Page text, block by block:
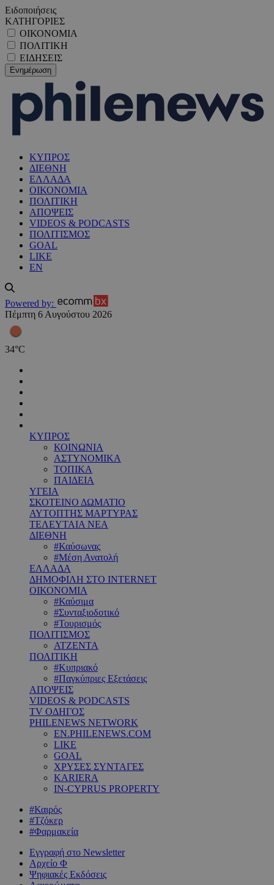
Ειδοποιήσεις
ΚΑΤΗΓΟΡΙΕΣ
ΟΙΚΟΝΟΜΙΑ
ΠΟΛΙΤΙΚΗ
ΕΙΔΗΣΕΙΣ
ΚΥΠΡΟΣ
ΔΙΕΘΝΗ
ΕΛΛΑΔΑ
ΟΙΚΟΝΟΜΙΑ
ΠΟΛΙΤΙΚΗ
ΑΠΟΨΕΙΣ
VIDEOS & PODCASTS
ΠΟΛΙΤΙΣΜΟΣ
GOAL
LIKE
EN
Powered by:
Πέμπτη 6 Αυγούστου 2026
34°C
ΚΥΠΡΟΣ
ΚΟΙΝΩΝΙΑ
ΑΣΤΥΝΟΜΙΚΑ
ΤΟΠΙΚΑ
ΠΑΙΔΕΙΑ
ΥΓΕΙΑ
ΣΚΟΤΕΙΝΟ ΔΩΜΑΤΙΟ
ΑΥΤΟΠΤΗΣ ΜΑΡΤΥΡΑΣ
ΤΕΛΕΥΤΑΙΑ ΝΕΑ
ΔΙΕΘΝΗ
#Καύσωνας
#Μέση Ανατολή
ΕΛΛΑΔΑ
ΔΗΜΟΦΙΛΗ ΣΤΟ INTERNET
ΟΙΚΟΝΟΜΙΑ
#Καύσιμα
#Συνταξιοδοτικό
#Τουρισμός
ΠΟΛΙΤΙΣΜΟΣ
ΑΤΖΕΝΤΑ
ΠΟΛΙΤΙΚΗ
#Κυπριακό
#Παγκύπριες Εξετάσεις
ΑΠΟΨΕΙΣ
VIDEOS & PODCASTS
TV ΟΔΗΓΟΣ
PHILENEWS NETWORK
EN.PHILENEWS.COM
LIKE
GOAL
ΧΡΥΣΕΣ ΣΥΝΤΑΓΕΣ
KARIERA
IN-CYPRUS PROPERTY
#Καιρός
#Τζόκερ
#Φαρμακεία
Εγγραφή στο Newsletter
Αρχείο Φ
Ψηφιακές Εκδόσεις